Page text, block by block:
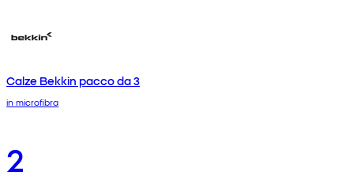
Calze Bekkin pacco da 3
in microfibra
2